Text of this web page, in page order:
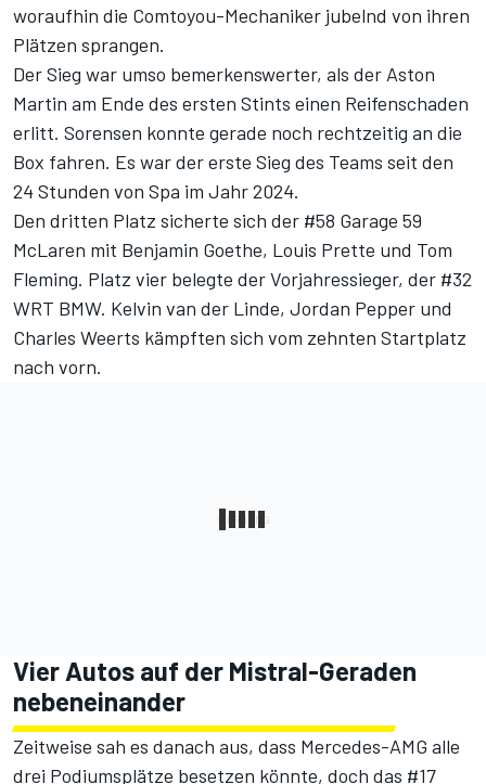
woraufhin die Comtoyou-Mechaniker jubelnd von ihren
Plätzen sprangen.
Der Sieg war umso bemerkenswerter, als der Aston
Martin am Ende des ersten Stints einen Reifenschaden
erlitt. Sorensen konnte gerade noch rechtzeitig an die
Box fahren. Es war der erste Sieg des Teams seit den
24 Stunden von Spa im Jahr 2024.
Den dritten Platz sicherte sich der #58 Garage 59
McLaren mit Benjamin Goethe, Louis Prette und Tom
Fleming. Platz vier belegte der Vorjahressieger, der #32
WRT BMW. Kelvin van der Linde, Jordan Pepper und
Charles Weerts kämpften sich vom zehnten Startplatz
nach vorn.
Vier Autos auf der Mistral-Geraden
nebeneinander
Zeitweise sah es danach aus, dass Mercedes-AMG alle
drei Podiumsplätze besetzen könnte, doch das #17